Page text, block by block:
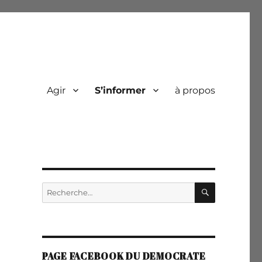
Agir S’informer à propos
Recherche
pour :
PAGE FACEBOOK DU DEMOCRATE